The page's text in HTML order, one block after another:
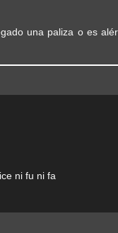
una paliza o es
ni fu ni fa